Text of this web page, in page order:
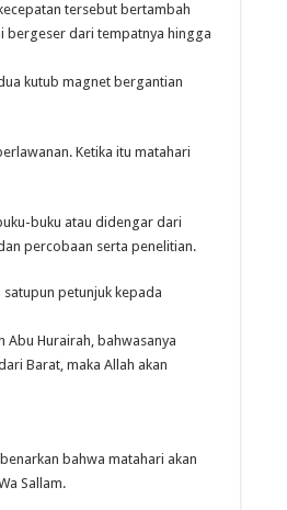
tersebut bertambah
bergeser dari tempatnya hingga
kutub magnet bergantian
Ketika itu matahari
buku atau didengar dari
percobaan serta penelitian.
petunjuk kepada
Hurairah, bahwasanya
Barat, maka Allah akan
bahwa matahari akan
Sallam.